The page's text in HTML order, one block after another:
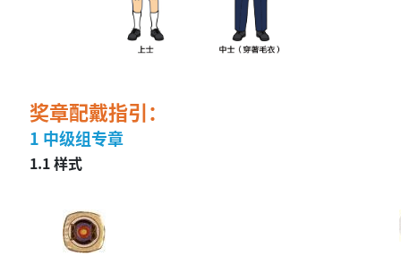
奖章配戴指引：
1 中级组专章
1.1 样式